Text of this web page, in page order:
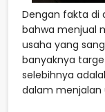
Dengan fakta di
bahwa menjual
usaha yang
banyaknya
selebihnya
dalam menjalan